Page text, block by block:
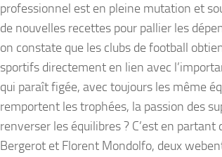
professionnel est en pleine mutation et
de nouvelles recettes pour pallier les
on constate que les clubs de football
sportifs directement en lien avec
qui paraît figée, avec toujours les même
remportent les trophées, la passion des
renverser les équilibres ? C’est en
Bergerot et Florent Mondolfo, deux